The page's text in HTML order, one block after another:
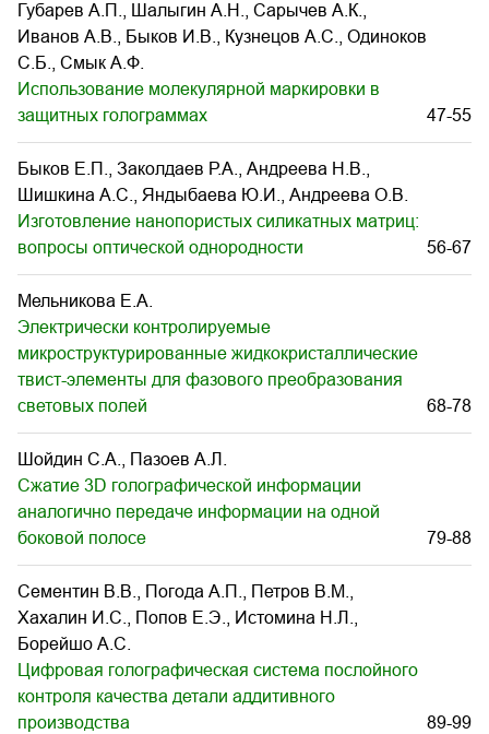
Губарев А.П., Шалыгин А.Н., Сарычев А.К.,
Иванов А.В., Быков И.В., Кузнецов А.С., Одиноков
С.Б., Смык А.Ф.
Использование молекулярной маркировки в
защитных голограммах
47-55
Быков Е.П., Заколдаев Р.А., Андреева Н.В.,
Шишкина А.С., Яндыбаева Ю.И., Андреева О.В.
Изготовление нанопористых силикатных матриц:
вопросы оптической однородности
56-67
Мельникова Е.А.
Электрически контролируемые
микроструктурированные жидкокристаллические
твист-элементы для фазового преобразования
световых полей
68-78
Шойдин С.А., Пазоев А.Л.
Сжатие 3D голографической информации
аналогично передаче информации на одной
боковой полосе
79-88
Сементин В.В., Погода А.П., Петров В.М.,
Хахалин И.С., Попов Е.Э., Истомина Н.Л.,
Борейшо А.С.
Цифровая голографическая система послойного
контроля качества детали аддитивного
производства
89-99